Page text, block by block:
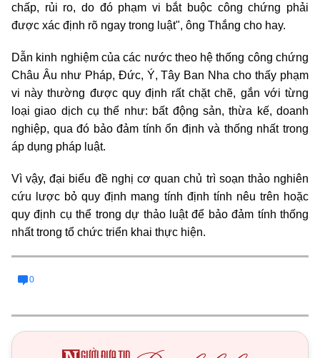
chấp, rủi ro, do đó phạm vi bắt buộc công chứng phải
được xác định rõ ngay trong luật", ông Thắng cho hay.
Dẫn kinh nghiệm của các nước theo hệ thống công chứng
Châu Âu như Pháp, Đức, Ý, Tây Ban Nha cho thấy phạm
vi này thường được quy định rất chặt chẽ, gắn với từng
loại giao dịch cụ thể như: bất động sản, thừa kế, doanh
nghiệp, qua đó bảo đảm tính ổn định và thống nhất trong
áp dụng pháp luật.
Vì vậy, đại biểu đề nghị cơ quan chủ trì soạn thảo nghiên
cứu lược bỏ quy định mang tính định tính nêu trên hoặc
quy định cụ thể trong dự thảo luật để bảo đảm tính thống
nhất trong tổ chức triển khai thực hiện.
0